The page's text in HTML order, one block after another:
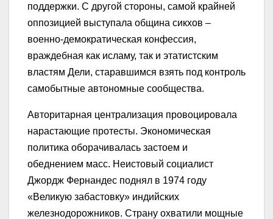
поддержки. С другой стороны, самой крайней
оппозицией выступала община сикхов –
военно-демократическая конфессия,
враждебная как исламу, так и этатистским
властям Дели, старавшимся взять под контроль
самобытные автономные сообщества.
Авторитарная централизация провоцировала
нарастающие протесты. Экономическая
политика оборачивалась застоем и
обеднением масс. Неистовый социалист
Джордж Фернандес поднял в 1974 году
«Великую забастовку» индийских
железнодорожников. Страну охватили мощные